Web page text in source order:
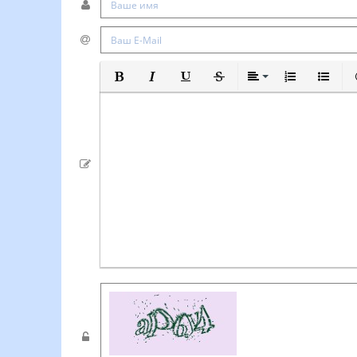
Полужирный
КурсивПодчеркнутый
ЗачеркнутыйВыравнивание